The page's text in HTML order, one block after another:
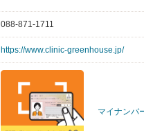
088-871-1711
https://www.clinic-greenhouse.jp/
マイナンバ